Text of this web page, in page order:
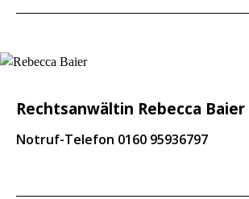
Rechtsanwältin Rebecca Baier
Notruf-Telefon 0160 95936797